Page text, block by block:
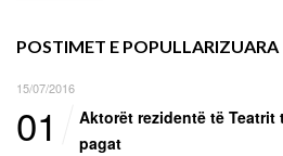
POSTIMET E POPULLARIZUARA
15/07/2016
01
Aktorët rezidentë të
pagat